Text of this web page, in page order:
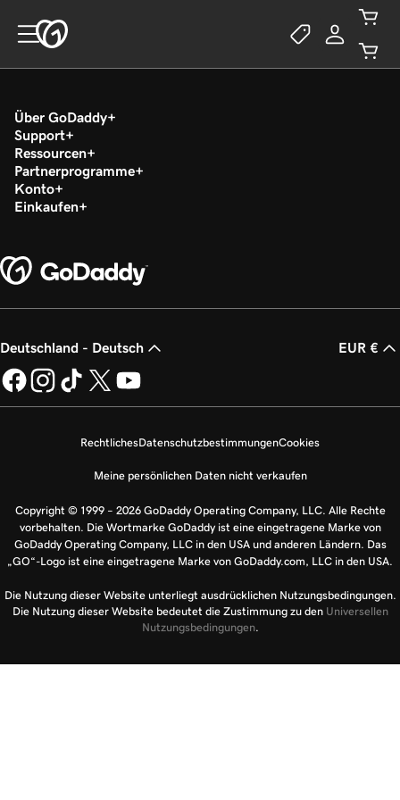
Über GoDaddy
Support
Ressourcen
Partnerprogramme
Konto
Einkaufen
Deutschland - Deutsch EUR €
RechtlichesDatenschutzbestimmungenCookies
Meine persönlichen Daten nicht verkaufen
Copyright © 1999 – 2026 GoDaddy Operating Company, LLC. Alle Rechte
vorbehalten. Die Wortmarke GoDaddy ist eine eingetragene Marke von
GoDaddy Operating Company, LLC in den USA und anderen Ländern. Das
„GO“-Logo ist eine eingetragene Marke von GoDaddy.com, LLC in den USA.
Die Nutzung dieser Website unterliegt ausdrücklichen Nutzungsbedingungen.
Die Nutzung dieser Website bedeutet die Zustimmung zu den Universellen
Nutzungsbedingungen.